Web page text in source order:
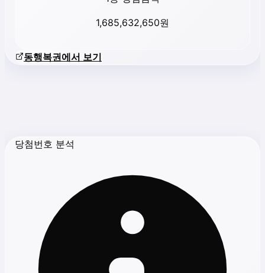
1,685,632,650원
동행복권에서 보기
당첨번호 분석